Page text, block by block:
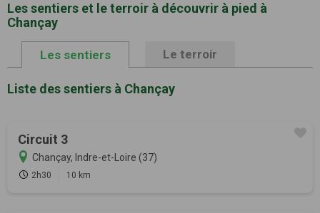
Les sentiers et le terroir à découvrir à pied à
Chançay
Les sentiers Le terroir
Liste des sentiers à Chançay
Circuit 3
Chançay, Indre-et-Loire (37)
2h30 10 km